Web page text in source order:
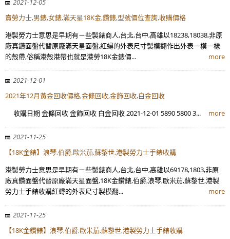
2021-12-05
賣勞力士,男錶,女錶,滿天星18K金,鑽錶,型號價位查詢,收購價格
港製勞力士意思是早期有ㄧ些製錶商人,台北,台中,高雄以18238,18038,非原
廠真鑽面盤代替原廠滿天星面盤,紅蟳的外表尺寸製模翻作出外表一模一樣
的殼帶,俗稱港殼港帶也就是港勞18K金錶價...
more
2021-12-01
2021年12月黃金回收價格,金條回收,金飾回收,白金回收
收購日期 金條回收 金飾回收 白金回收 2021-12-01 5890 5800 3...
more
2021-11-25
【18K金錶】浪琴,伯爵,歐米茄,蘇黎世,港製勞力士手錶收購
港製勞力士意思是早期有ㄧ些製錶商人,台北,台中,高雄以69178,1803,非原
廠真鑽面盤代替原廠滿天星面盤,18K金鑽錶,伯爵,浪琴,歐米茄,蘇黎世,港製
勞力士手錶收購紅蟳的外表尺寸製模翻...
more
2021-11-25
【18K金鑽錶】浪琴,伯爵,歐米茄,蘇黎世,港製勞力士手錶收購